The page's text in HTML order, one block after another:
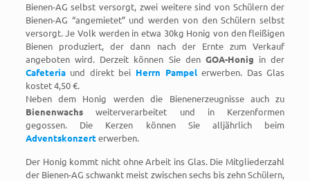
Bienen-AG selbst versorgt, zwei weitere sind von Schülern der
Bienen-AG “angemietet” und werden von den Schülern selbst
versorgt. Je Volk werden in etwa 30kg Honig von den fleißigen
Bienen produziert, der dann nach der Ernte zum Verkauf
angeboten wird. Derzeit können Sie den GOA-Honig in der
Cafeteria und direkt bei Herrn Pampelerwerben. Das Glas
kostet 4,50 €.
Neben dem Honig werden die Bienenerzeugnisse auch zu
Bienenwachsweiterverarbeitet und in Kerzenformen
gegossen. Die Kerzen können Sie alljährlich beim
Adventskonzerterwerben.
Der Honig kommt nicht ohne Arbeit ins Glas. Die Mitgliederzahl
der Bienen-AG schwankt meist zwischen sechs bis zehn Schülern,